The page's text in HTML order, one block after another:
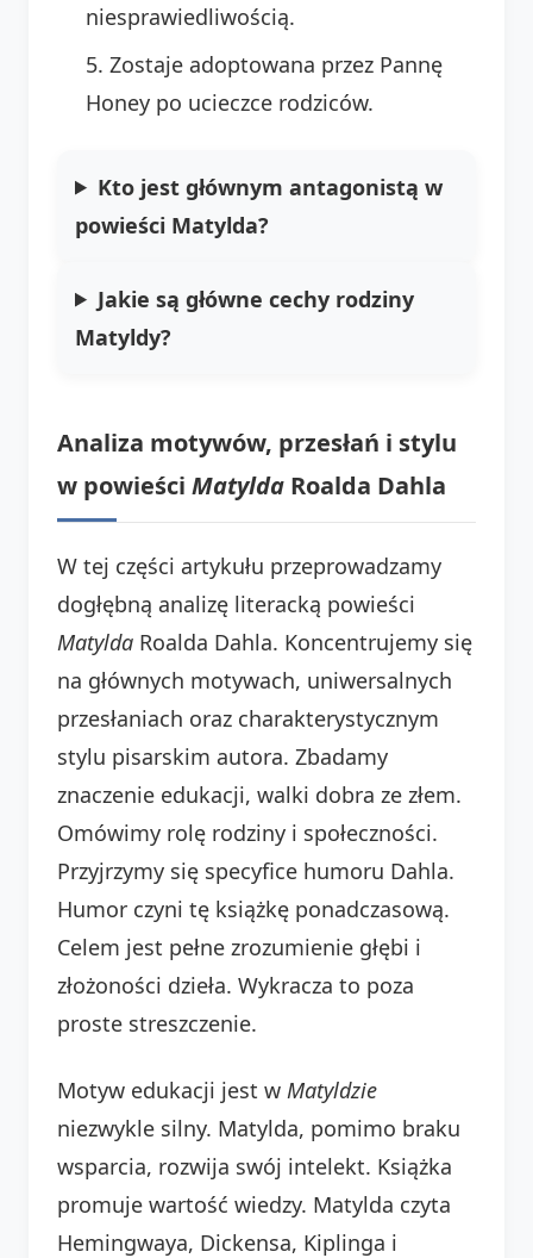
niesprawiedliwością.
Zostaje adoptowana przez Pannę
Honey po ucieczce rodziców.
Kto jest głównym antagonistą w
powieści Matylda?
Jakie są główne cechy rodziny
Matyldy?
Analiza motywów, przesłań i stylu
w powieści Matylda Roalda Dahla
W tej części artykułu przeprowadzamy
dogłębną analizę literacką powieści
Matylda Roalda Dahla. Koncentrujemy się
na głównych motywach, uniwersalnych
przesłaniach oraz charakterystycznym
stylu pisarskim autora. Zbadamy
znaczenie edukacji, walki dobra ze złem.
Omówimy rolę rodziny i społeczności.
Przyjrzymy się specyfice humoru Dahla.
Humor czyni tę książkę ponadczasową.
Celem jest pełne zrozumienie głębi i
złożoności dzieła. Wykracza to poza
proste streszczenie.
Motyw edukacji jest w Matyldzie
niezwykle silny. Matylda, pomimo braku
wsparcia, rozwija swój intelekt. Książka
promuje wartość wiedzy. Matylda czyta
Hemingwaya, Dickensa, Kiplinga i